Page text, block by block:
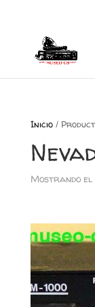
Inicio/
Mostrando el